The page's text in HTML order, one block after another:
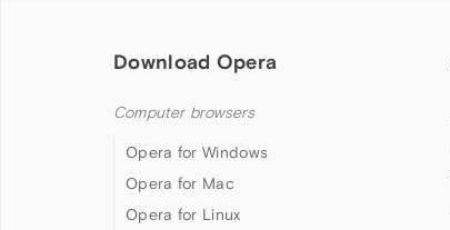
Download Opera
Computer browsers
Opera for Windows
Opera for Mac
Opera for Linux